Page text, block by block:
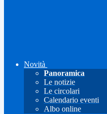
Novità
Panoramica
Le notizie
Le circolari
Calendario eventi
Albo online